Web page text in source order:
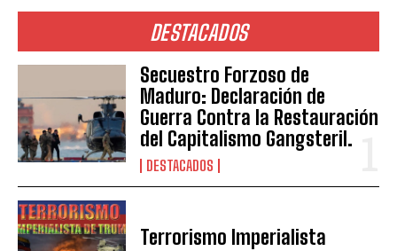
DESTACADOS
Secuestro Forzoso de
Maduro: Declaración de
Guerra Contra la Restauración
del Capitalismo Gangsteril.
DESTACADOS
Terrorismo Imperialista